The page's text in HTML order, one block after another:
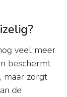
veel meer
beschermt
maar zorgt
de